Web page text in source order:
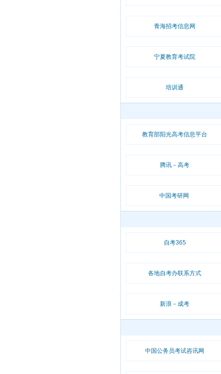
青海招考信息网
宁夏教育考试院
培训通
教育部阳光高考信息平台
腾讯－高考
中国考研网
自考365
各地自考办联系方式
新浪－成考
中国公务员考试咨讯网